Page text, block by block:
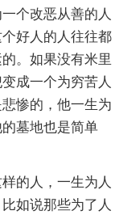
个改恶从善的人
好人的人往往都
。如果没有米里
成一个为穷苦人
惨的，他一生为
墓地也是简单
的人，一生为人
如说那些为了人